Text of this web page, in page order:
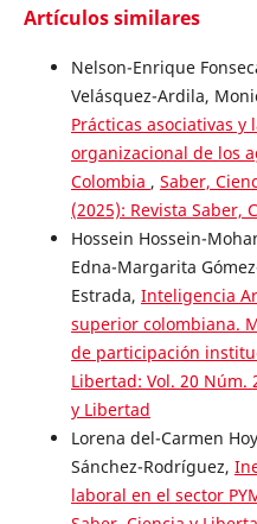
Artículos similares
Nelson-Enrique
Velásquez-Ardila,
Prácticas asociativas
organizacional de los
Colombia , Saber,
(2025): Revista Saber,
Hossein Hossein-
Edna-Margarita
Estrada, Inteligencia
superior colombiana.
de participación
Libertad: Vol. 20 Núm.
y Libertad
Lorena del-Carmen
Sánchez-Rodríguez,
laboral en el sector